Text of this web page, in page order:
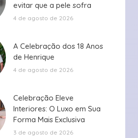
evitar que a pele sofra
durante ...
evitar que a pele sofra
durante ...
4 de agosto de 2026
A Celebração dos 18 Anos
de Henrique
A Celebração dos 18 Anos
de Henrique
4 de agosto de 2026
Celebração Eleve
Interiores: O Luxo em Sua
Forma Mais Exclusiva
Celebração Eleve
Interiores: O Luxo em Sua
Forma Mais Exclusiva
3 de agosto de 2026